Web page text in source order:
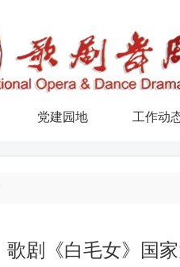
党建园地 工作动
歌剧《白毛女》国